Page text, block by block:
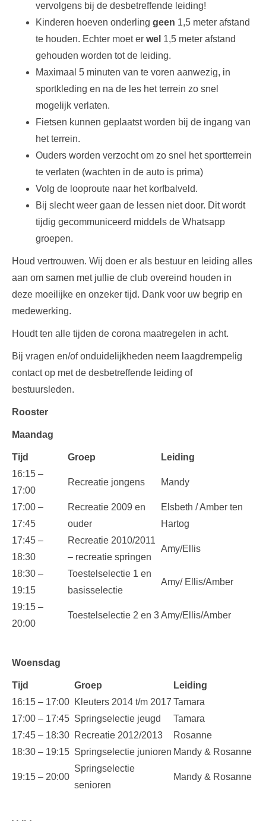
vervolgens bij de desbetreffende leiding!
Kinderen hoeven onderling geen 1,5 meter afstand
te houden. Echter moet er wel 1,5 meter afstand
gehouden worden tot de leiding.
Maximaal 5 minuten van te voren aanwezig, in
sportkleding en na de les het terrein zo snel
mogelijk verlaten.
Fietsen kunnen geplaatst worden bij de ingang van
het terrein.
Ouders worden verzocht om zo snel het sportterrein
te verlaten (wachten in de auto is prima)
Volg de looproute naar het korfbalveld.
Bij slecht weer gaan de lessen niet door. Dit wordt
tijdig gecommuniceerd middels de Whatsapp
groepen.
Houd vertrouwen. Wij doen er als bestuur en leiding alles
aan om samen met jullie de club overeind houden in
deze moeilijke en onzeker tijd. Dank voor uw begrip en
medewerking.
Houdt ten alle tijden de corona maatregelen in acht.
Bij vragen en/of onduidelijkheden neem laagdrempelig
contact op met de desbetreffende leiding of
bestuursleden.
Rooster
Maandag
Tijd Groep
Leiding
16:15 –
17:00
Recreatie jongens Mandy
17:00 –
17:45
Recreatie 2009 en
ouder
Elsbeth / Amber ten
Hartog
17:45 –
18:30
Recreatie 2010/2011
– recreatie springen
Amy/Ellis
18:30 –
19:15
Toestelselectie 1 en
basisselectie
Amy/ Ellis/Amber
19:15 –
20:00
Toestelselectie 2 en 3Amy/Ellis/Amber
Woensdag
Tijd Groep
Leiding
16:15 – 17:00 Kleuters 2014 t/m 2017 Tamara
17:00 – 17:45 Springselectie jeugd
Tamara
17:45 – 18:30 Recreatie 2012/2013
Rosanne
18:30 – 19:15 Springselectie junioren Mandy & Rosanne
19:15 – 20:00
Springselectie
senioren
Mandy & Rosanne